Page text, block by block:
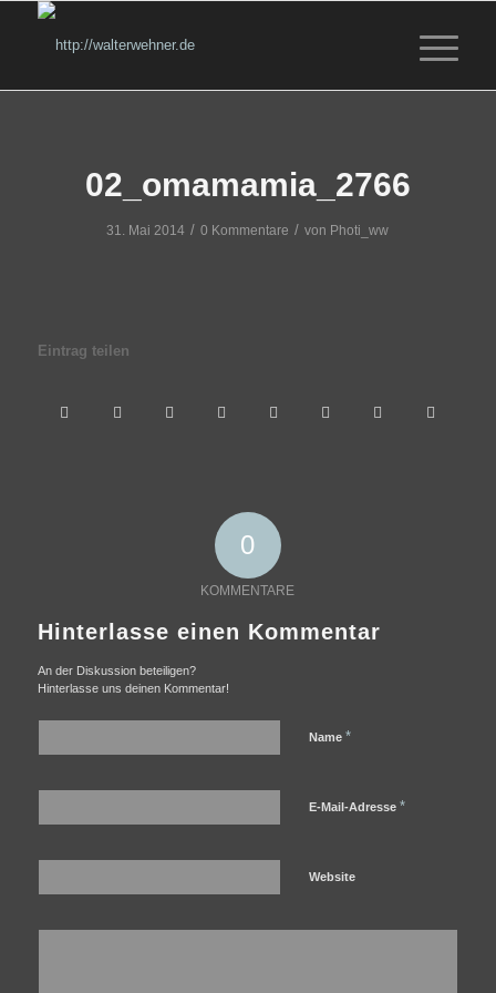
02_omamamia_2766
31. Mai 2014 / 0 Kommentare / von Photi_ww
Eintrag teilen
0
KOMMENTARE
Hinterlasse einen Kommentar
An der Diskussion beteiligen?
Hinterlasse uns deinen Kommentar!
Name *
E-Mail-Adresse *
Website